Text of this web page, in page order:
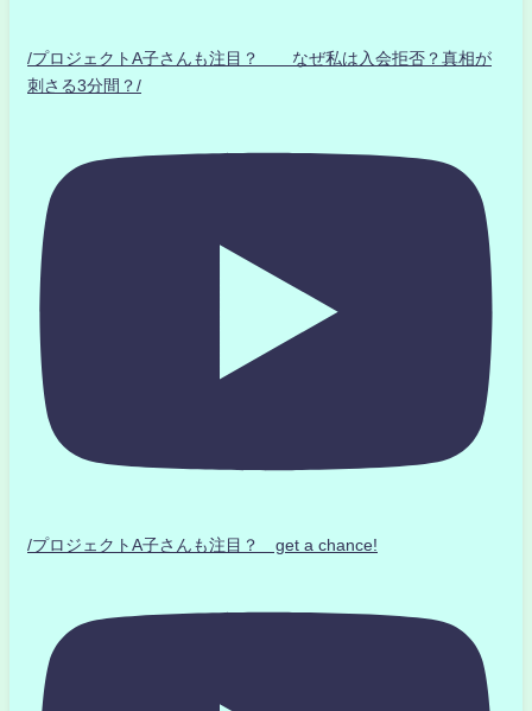
/プロジェクトA子さんも注目？ なぜ私は入会拒否？真相が
刺さる3分間？/
/プロジェクトA子さんも注目？ get a chance!